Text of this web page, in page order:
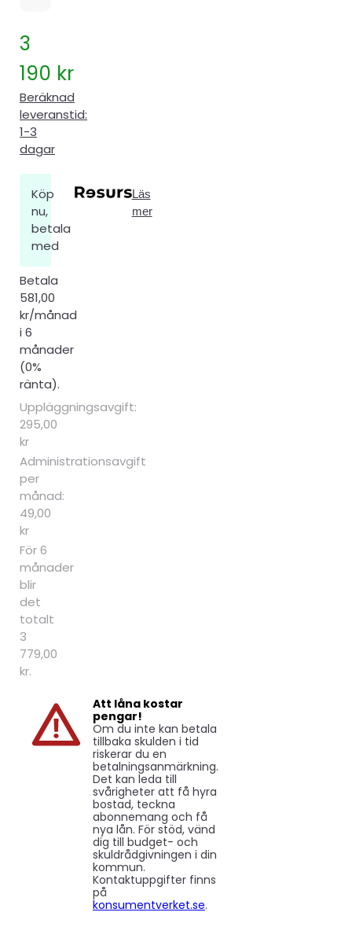
3
190 kr
Beräknad
leveranstid:
1-3
dagar
Köp
nu,
betala
med
Läs
mer
Betala
581,00
kr/månad
i 6
månader
(0%
ränta).
Uppläggningsavgift:
295,00
kr
Administrationsavgift
per
månad:
49,00
kr
För 6
månader
blir
det
totalt
3
779,00
kr.
Att låna kostar
pengar!
Om du inte kan betala
tillbaka skulden i tid
riskerar du en
betalningsanmärkning.
Det kan leda till
svårigheter att få hyra
bostad, teckna
abonnemang och få
nya lån. För stöd, vänd
dig till budget- och
skuldrådgivningen i din
kommun.
Kontaktuppgifter finns
på
konsumentverket.se.